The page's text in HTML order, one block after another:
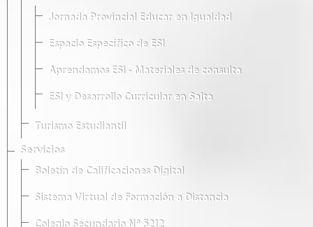
Jornada Provincial Educar en Igualdad
Espacio Específico de ESI
Aprendamos ESI - Materiales de consulta
ESI y Desarrollo Curricular en Salta
Turismo Estudiantil
Servicios
Boletín de Calificaciones Digital
Sistema Virtual de Formación a Distancia
Colegio Secundario Nº 5212